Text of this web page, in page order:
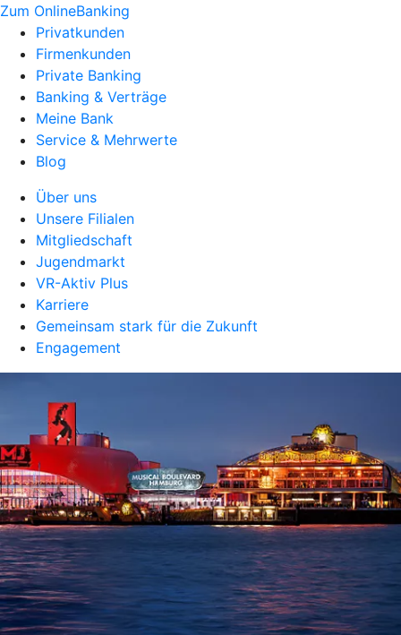
Zum OnlineBanking
Privatkunden
Firmenkunden
Private Banking
Banking & Verträge
Meine Bank
Service & Mehrwerte
Blog
Über uns
Unsere Filialen
Mitgliedschaft
Jugendmarkt
VR-Aktiv Plus
Karriere
Gemeinsam stark für die Zukunft
Engagement